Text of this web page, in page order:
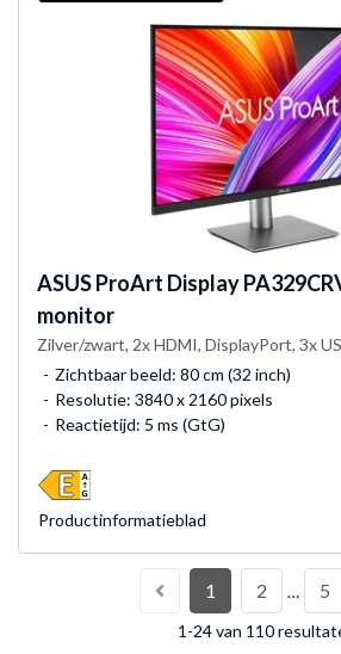
ASUSProArt Display
monitor
Zilver/zwart, 2x HDMI, DisplayPort, 3x
Zichtbaar beeld: 80 cm (32 inch)
Resolutie: 3840 x 2160 pixels
Reactietijd: 5 ms (GtG)
Product­informatieblad
1 2 … 5
1-24 van 110